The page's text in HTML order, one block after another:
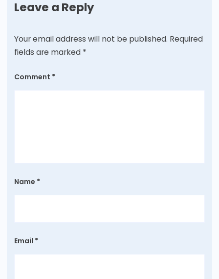
Leave a Reply
Your email address will not be published. Required
fields are marked *
Comment *
Name *
Email *